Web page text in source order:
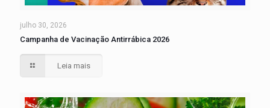
julho 30, 2026
Campanha de Vacinação Antirrábica 2026
Leia mais